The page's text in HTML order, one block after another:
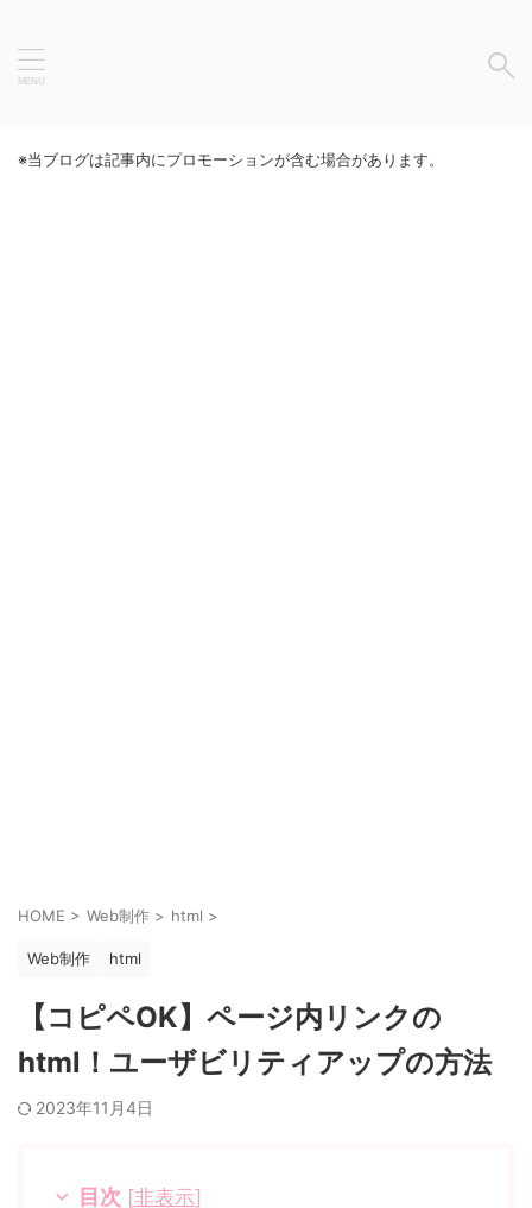
※当ブログは記事内にプロモーションが含む場合があります。
HOME > Web制作 > html >
Web制作 html
【コピペOK】ページ内リンクの
html！ユーザビリティアップの方法
2023年11月4日
目次 [非表示]